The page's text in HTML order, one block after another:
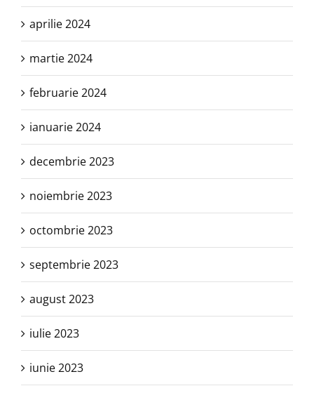
aprilie 2024
martie 2024
februarie 2024
ianuarie 2024
decembrie 2023
noiembrie 2023
octombrie 2023
septembrie 2023
august 2023
iulie 2023
iunie 2023